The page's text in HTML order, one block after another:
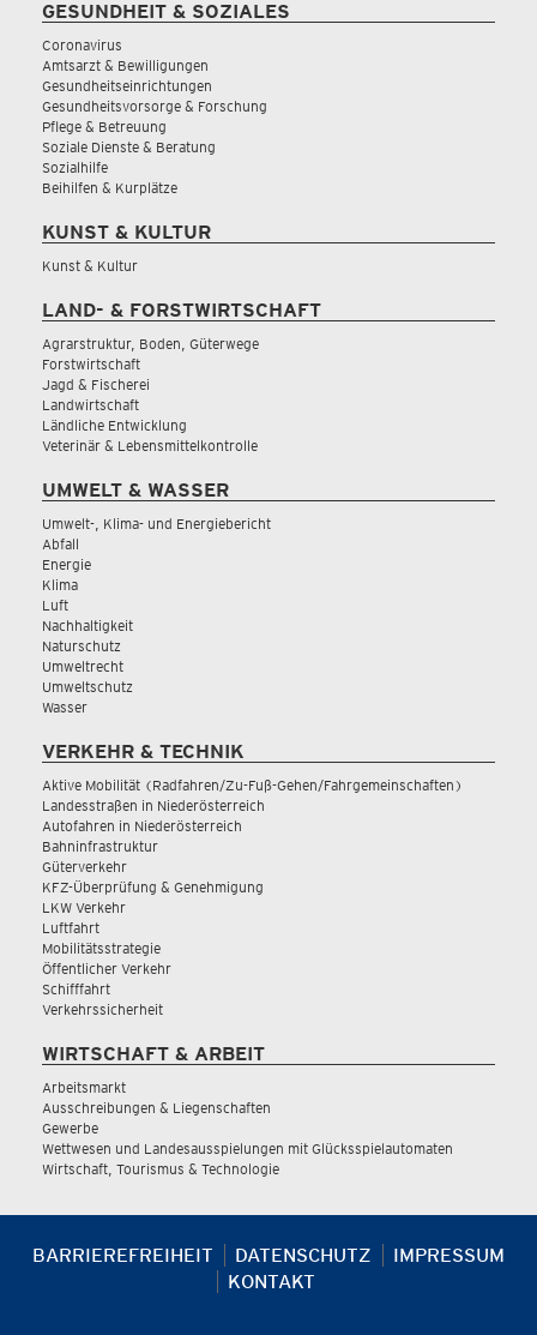
GESUNDHEIT & SOZIALES
Coronavirus
Amtsarzt & Bewilligungen
Gesundheitseinrichtungen
Gesundheitsvorsorge & Forschung
Pflege & Betreuung
Soziale Dienste & Beratung
Sozialhilfe
Beihilfen & Kurplätze
KUNST & KULTUR
Kunst & Kultur
LAND- & FORSTWIRTSCHAFT
Agrarstruktur, Boden, Güterwege
Forstwirtschaft
Jagd & Fischerei
Landwirtschaft
Ländliche Entwicklung
Veterinär & Lebensmittelkontrolle
UMWELT & WASSER
Umwelt-, Klima- und Energiebericht
Abfall
Energie
Klima
Luft
Nachhaltigkeit
Naturschutz
Umweltrecht
Umweltschutz
Wasser
VERKEHR & TECHNIK
Aktive Mobilität (Radfahren/Zu-Fuß-Gehen/Fahrgemeinschaften)
Landesstraßen in Niederösterreich
Autofahren in Niederösterreich
Bahninfrastruktur
Güterverkehr
KFZ-Überprüfung & Genehmigung
LKW Verkehr
Luftfahrt
Mobilitätsstrategie
Öffentlicher Verkehr
Schifffahrt
Verkehrssicherheit
WIRTSCHAFT & ARBEIT
Arbeitsmarkt
Ausschreibungen & Liegenschaften
Gewerbe
Wettwesen und Landesausspielungen mit Glücksspielautomaten
Wirtschaft, Tourismus & Technologie
BARRIEREFREIHEIT DATENSCHUTZ
IMPRESSUM
KONTAKT